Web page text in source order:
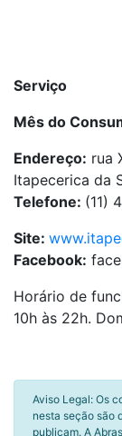
Serviço
Mês do
Endereço: rua
Itapecerica da
Telefone: (11)
Site:
Facebook:
Horário de
10h às 22h.
Aviso Legal: Os
nesta seção são
publicam. A